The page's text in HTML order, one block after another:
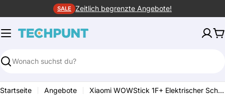
Inhalt
springen
SALE Zeitlich begrenzte Angebote!
Suchen
Startseite Angebote Xiaomi WOWStick 1F+ Elektrischer Schraubendreher